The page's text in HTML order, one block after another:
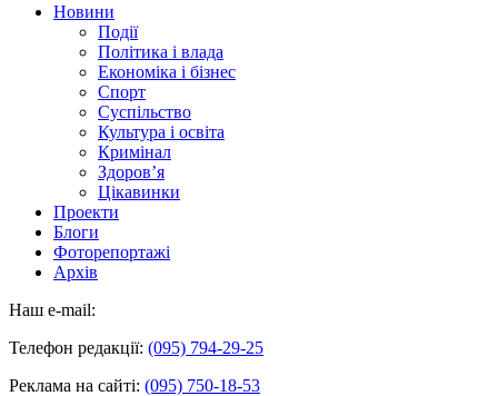
Новини
Події
Політика і влада
Економіка і бізнес
Спорт
Суспільство
Культура і освіта
Кримінал
Здоров’я
Цікавинки
Проекти
Блоги
Фоторепортажі
Архів
Наш e-mail:
Телефон редакції: (095) 794-29-25
Реклама на сайті: (095) 750-18-53